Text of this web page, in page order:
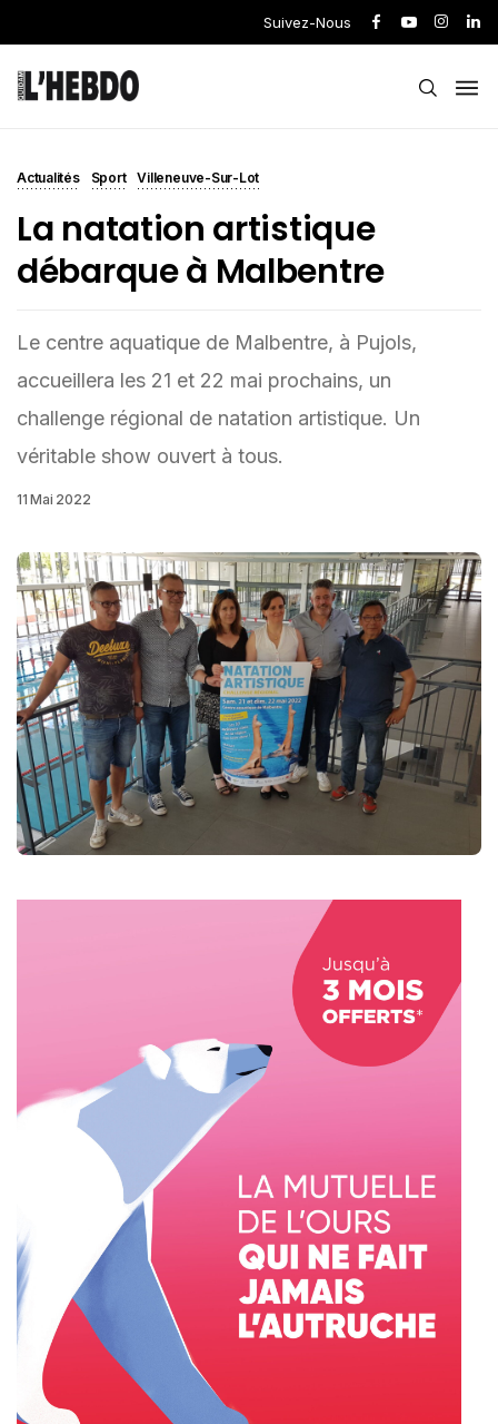
Suivez-Nous
Actualités Sport Villeneuve-Sur-Lot
La natation artistique
débarque à Malbentre
Le centre aquatique de Malbentre, à Pujols,
accueillera les 21 et 22 mai prochains, un
challenge régional de natation artistique. Un
véritable show ouvert à tous.
11 Mai 2022